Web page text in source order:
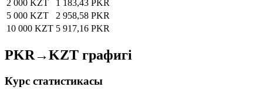
2 000 KZT
1 183,43 PKR
5 000 KZT
2 958,58 PKR
10 000 KZT 5 917,16 PKR
PKR→KZT графигі
Курс статистикасы